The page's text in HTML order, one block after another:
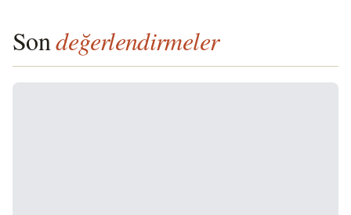
Sondeğerlendirmeler